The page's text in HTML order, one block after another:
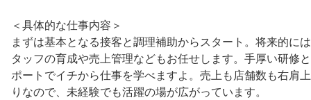
＜具体的な仕事内容＞
まずは基本となる接客と調理補助からスタート。将来的に
タッフの育成や売上管理などもお任せします。手厚い研修
ポートでイチから仕事を学べますよ。売上も店舗数も右肩
りなので、未経験でも活躍の場が広がっています。